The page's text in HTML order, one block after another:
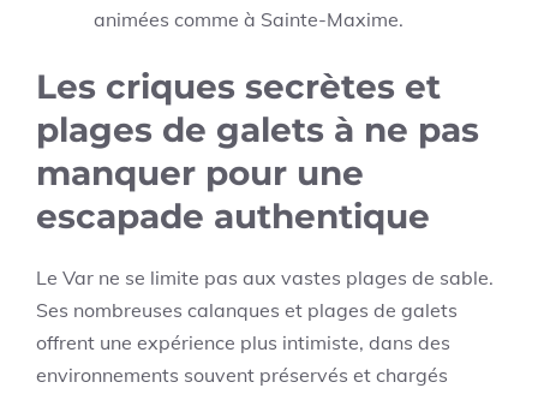
animées comme à Sainte-Maxime.
Les criques secrètes et
plages de galets à ne pas
manquer pour une
escapade authentique
Le Var ne se limite pas aux vastes plages de sable.
Ses nombreuses calanques et plages de galets
offrent une expérience plus intimiste, dans des
environnements souvent préservés et chargés